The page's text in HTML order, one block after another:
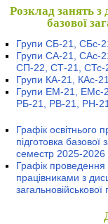
Розклад занять з
базової
Групи СБ-21, СБс-
Групи СА-21, САс-
СП-22, СТ-21, СТс-
Групи КА-21, КАс-
Групи ЕМ-21, ЕМс-
РБ-21, РВ-21, РН-
Графік освітнього
підготовка базової
семестр 2025-2026
Графік проведення
працівниками з
загальновійськової